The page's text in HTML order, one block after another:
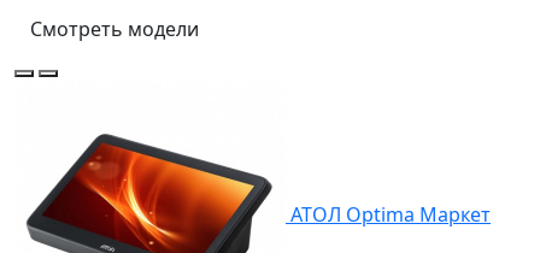
Смотреть модели
АТОЛ Optima Маркет